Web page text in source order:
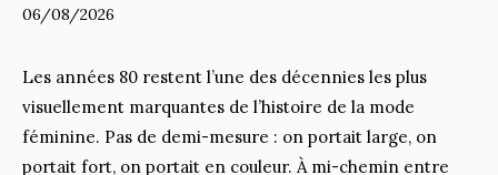
06/08/2026
Les années 80 restent l’une des décennies les plus
visuellement marquantes de l’histoire de la mode
féminine. Pas de demi-mesure : on portait large, on
portait fort, on portait en couleur. À mi-chemin entre